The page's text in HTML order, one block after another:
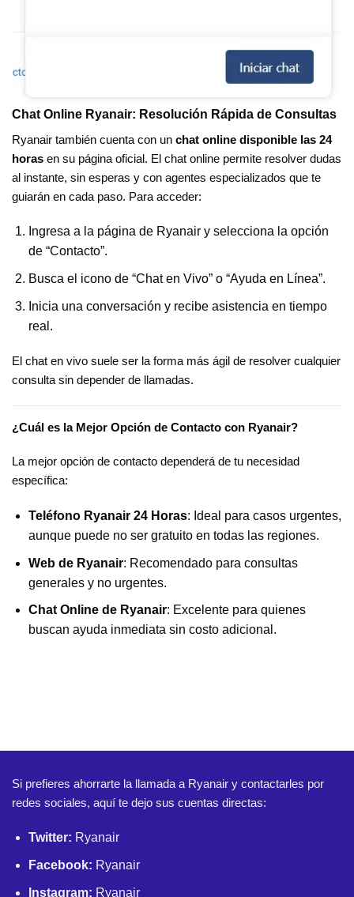
Chat Online Ryanair: Resolución Rápida de Consultas
Ryanair también cuenta con un chat online disponible las 24
horas en su página oficial. El chat online permite resolver dudas
al instante, sin esperas y con agentes especializados que te
guiarán en cada paso. Para acceder:
Ingresa a la página de Ryanair y selecciona la opción
de “Contacto”.
Busca el icono de “Chat en Vivo” o “Ayuda en Línea”.
Inicia una conversación y recibe asistencia en tiempo
real.
El chat en vivo suele ser la forma más ágil de resolver cualquier
consulta sin depender de llamadas.
¿Cuál es la Mejor Opción de Contacto con Ryanair?
La mejor opción de contacto dependerá de tu necesidad
específica:
Teléfono Ryanair 24 Horas: Ideal para casos urgentes,
aunque puede no ser gratuito en todas las regiones.
Web de Ryanair: Recomendado para consultas
generales y no urgentes.
Chat Online de Ryanair: Excelente para quienes
buscan ayuda inmediata sin costo adicional.
Si prefieres ahorrarte la llamada a Ryanair y contactarles por
redes sociales, aquí te dejo sus cuentas directas:
Twitter: Ryanair
Facebook: Ryanair
Instagram: Ryanair